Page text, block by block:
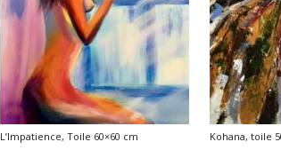
L’Impatience, Toile 60×60 cm Kohana, toile